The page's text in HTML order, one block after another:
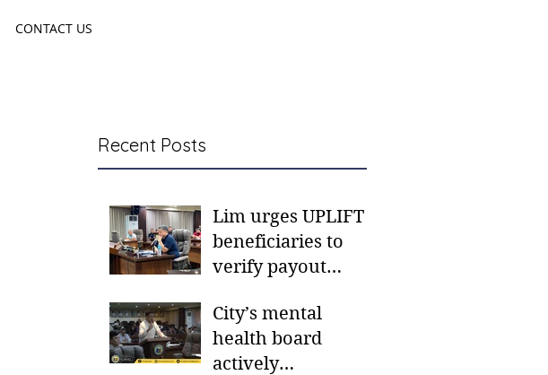
CONTACT US
Recent Posts
Lim urges UPLIFT
beneficiaries to
verify payout
CSWD district sites
City’s mental
health board
actively